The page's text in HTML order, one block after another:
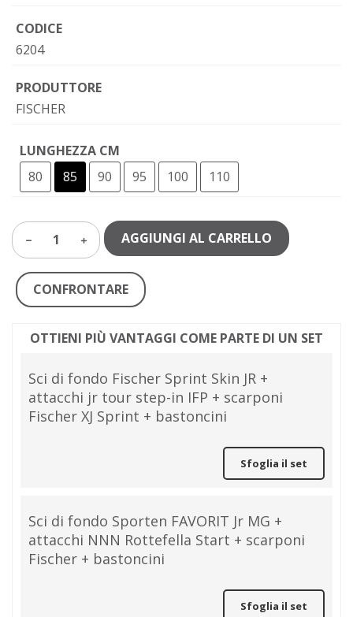
CODICE
6204
PRODUTTORE
FISCHER
LUNGHEZZA CM
80
85 90 95 100 110
1 AGGIUNGI AL CARRELLO
CONFRONTARE
OTTIENI PIÙ VANTAGGI COME PARTE DI UN SET
Sci di fondo Fischer Sprint Skin JR +
attacchi jr tour step-in IFP + scarponi
Fischer XJ Sprint + bastoncini
Sfoglia il set
Sci di fondo Sporten FAVORIT Jr MG +
attacchi NNN Rottefella Start + scarponi
Fischer + bastoncini
Sfoglia il set